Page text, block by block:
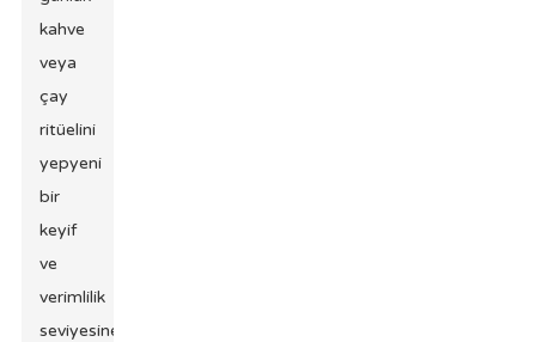
kahve
veya
çay
ritüelini
yepyeni
bir
keyif
ve
verimlilik
seviyesine